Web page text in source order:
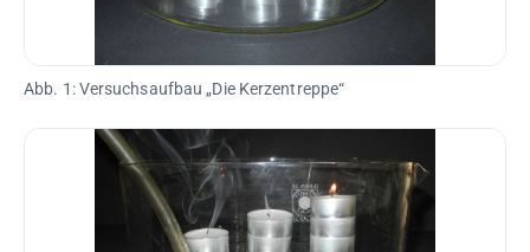
Abb. 1: Versuchsaufbau „Die Kerzentreppe“